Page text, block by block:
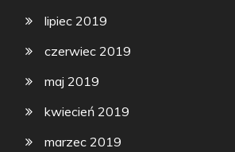
lipiec 2019
czerwiec 2019
maj 2019
kwiecień 2019
marzec 2019